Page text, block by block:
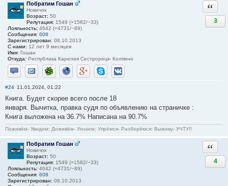
Побратим Гошан
Новичок
Возраст: 50
Репутация: 1549 (+1582/−33)
Лояльность: 4642 (+4731/−89)
Сообщения: 608
Зарегистрирован: 08.10.2013
С нами: 12 лет 9 месяцев
Имя: Гошан
Откуда: Республика Карелия Сестрорецк- Колпино
Отправить личное сообщение
Отправить email
ICQ СайтGoogle+SkypeВКонтакте
3
#24 11.01.2024, 01:22
Книга. Будет скорее всего после 18
января. Вычитка, правка судя по объявлению на страничке :
Книга выложена на 36.7% Написана на 90.7%
Поживём- Увидим; Доживём- Узнаем; Упрёмся- Разберёмся; Выживу- УЧТУ!!
Побратим Гошан
Новичок
Возраст: 50
Репутация: 1549 (+1582/−33)
Лояльность: 4642 (+4731/−89)
Сообщения: 608
Зарегистрирован: 08.10.2013
4